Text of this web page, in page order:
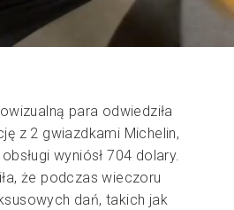
para odwiedziła
z 2 gwiazdkami Michelin,
wyniósł 704 dolary.
że podczas wieczoru
dań, takich jak